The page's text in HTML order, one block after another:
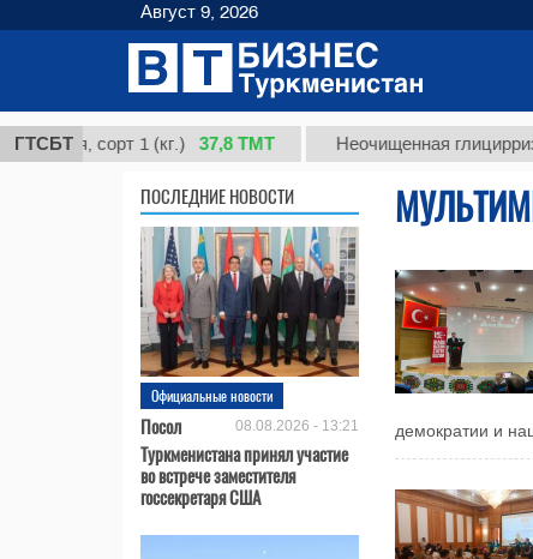
ГТСБТ
сорт 1 (кг.) 37,8 ТМТ Неочищенная
ПОСЛЕДНИЕ НОВОСТИ
Официальные новости
08.08.2026 - 13:21
Посол
Туркменистана принял участие
во встрече заместителя
госсекретаря США
демократии и
Август 9, 2026